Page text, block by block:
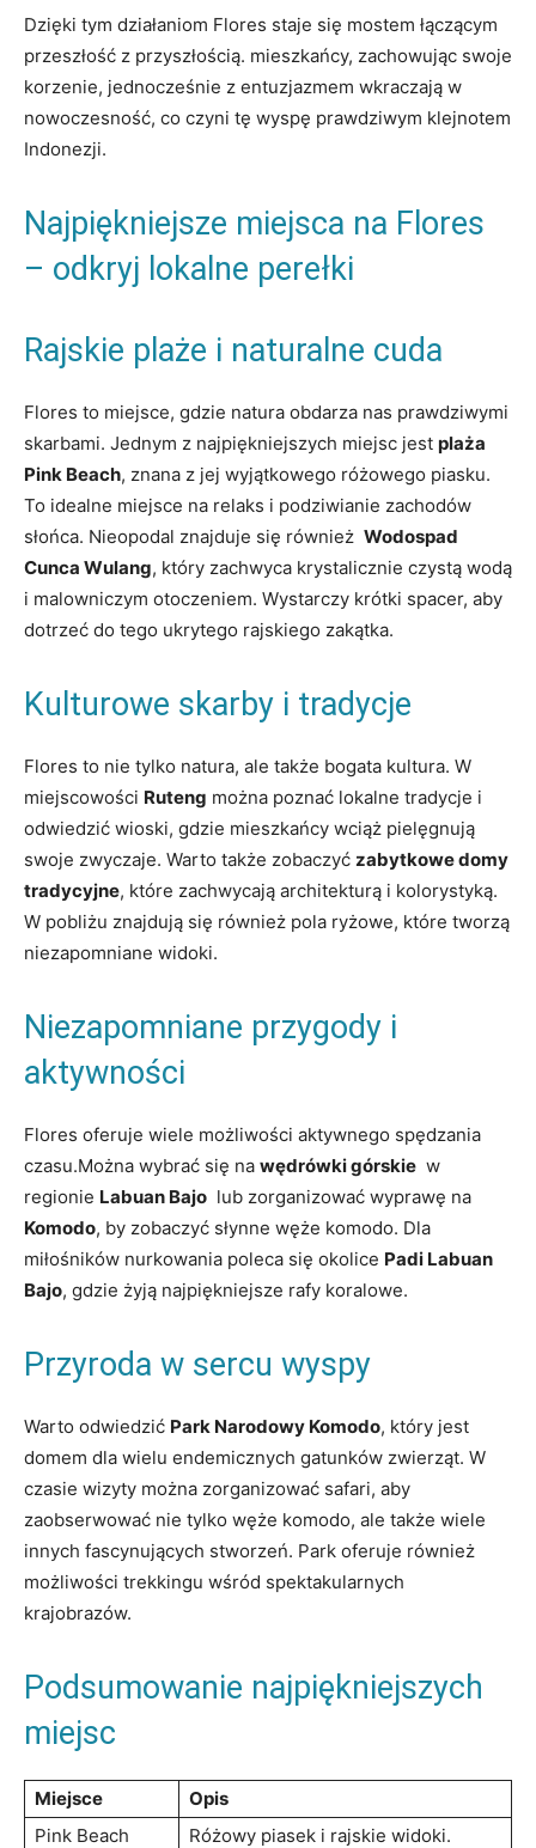
Dzięki tym działaniom Flores staje się​ mostem łączącym
przeszłość z przyszłością. ‍mieszkańcy, zachowując ⁢swoje⁤
korzenie, jednocześnie z entuzjazmem ‍wkraczają w⁤
nowoczesność, co czyni tę wyspę prawdziwym klejnotem
Indonezji.
Najpiękniejsze miejsca na Flores
–‌ odkryj⁤ lokalne perełki
Rajskie plaże‌ i naturalne cuda
Flores to ‌miejsce, gdzie natura obdarza⁣ nas prawdziwymi
skarbami.‌ Jednym z najpiękniejszych ⁢miejsc jest plaża
Pink ‍Beach, znana⁣ z jej​ wyjątkowego różowego⁤ piasku.
To idealne miejsce na relaks ⁤i podziwianie zachodów
słońca. Nieopodal‍ znajduje się ⁢również ‌ Wodospad‍
Cunca Wulang, który zachwyca krystalicznie czystą wodą
i malowniczym‍ otoczeniem. Wystarczy krótki spacer, aby
⁣dotrzeć do‍ tego ukrytego rajskiego zakątka.
Kulturowe skarby​ i tradycje
Flores to nie‌ tylko natura, ale ‌także bogata kultura.⁣ W
miejscowości Ruteng można poznać ​lokalne tradycje i
odwiedzić ⁣wioski, ⁣gdzie mieszkańcy wciąż pielęgnują
swoje zwyczaje. Warto⁣ także zobaczyć zabytkowe‌ domy
‌tradycyjne, ​które zachwycają architekturą i kolorystyką.
W pobliżu znajdują się również pola‌ ryżowe, ⁢które⁤ tworzą
niezapomniane widoki.
Niezapomniane przygody i
aktywności
Flores oferuje wiele ⁢możliwości‌ aktywnego spędzania
czasu.Można‍ wybrać się‌ na‍ wędrówki górskie ⁣ w
regionie Labuan Bajo ‍ lub zorganizować wyprawę na
Komodo, by zobaczyć ⁣słynne ‌węże komodo. Dla⁢
miłośników nurkowania ‌poleca się okolice Padi ​Labuan
Bajo, gdzie żyją najpiękniejsze rafy koralowe.
Przyroda w sercu wyspy
Warto⁣ odwiedzić Park Narodowy Komodo, ​który jest
domem dla wielu endemicznych gatunków ‍zwierząt. W
czasie wizyty można⁣ zorganizować safari,⁢ aby
zaobserwować nie tylko ‍węże komodo, ale także wiele
innych⁤ fascynujących stworzeń. Park oferuje ⁢również
możliwości ⁤trekkingu wśród spektakularnych
krajobrazów.
Podsumowanie najpiękniejszych
miejsc
Miejsce
Opis
Pink⁤ Beach
Różowy piasek i ⁤rajskie widoki.